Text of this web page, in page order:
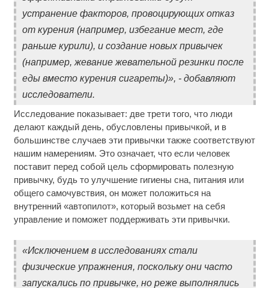
устранение факторов, провоцирующих отказ
от курения (например, избегание мест, где
раньше курили), и создание новых привычек
(например, жевание жевательной резинки после
еды вместо курения сигареты)», - добавляют
исследователи.
Исследование показывает: две трети того, что люди
делают каждый день, обусловлены привычкой, и в
большинстве случаев эти привычки также соответствуют
нашим намерениям. Это означает, что если человек
поставит перед собой цель сформировать полезную
привычку, будь то улучшение гигиены сна, питания или
общего самочувствия, он может положиться на
внутренний «автопилот», который возьмет на себя
управление и поможет поддерживать эти привычки.
«Исключением в исследованиях стали
физические упражнения, поскольку они часто
запускались по привычке, но реже выполнялись